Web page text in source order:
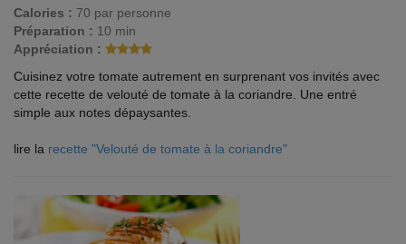
Calories : 70 par personne
Préparation : 10 min
Appréciation :
Cuisinez votre tomate autrement en surprenant vos invités avec
cette recette de velouté de tomate à la coriandre. Une entré
simple aux notes dépaysantes.
lire la recette "Velouté de tomate à la coriandre"